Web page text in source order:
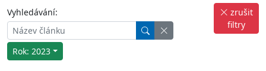
Vyhledávání:
Rok: 2023
zrušit
filtry